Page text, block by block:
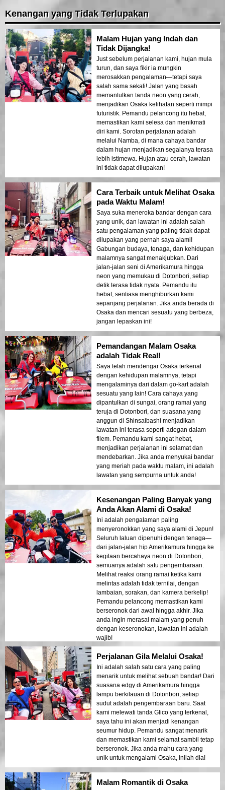
Kenangan yang Tidak Terlupakan
Malam Hujan yang Indah dan
Tidak Dijangka!
Just sebelum perjalanan kami, hujan mula
turun, dan saya fikir ia mungkin
merosakkan pengalaman—tetapi saya
salah sama sekali! Jalan yang basah
memantulkan tanda neon yang cerah,
menjadikan Osaka kelihatan seperti mimpi
futuristik. Pemandu pelancong itu hebat,
memastikan kami selesa dan menikmati
diri kami. Sorotan perjalanan adalah
melalui Namba, di mana cahaya bandar
dalam hujan menjadikan segalanya terasa
lebih istimewa. Hujan atau cerah, lawatan
ini tidak dapat dilupakan!
Cara Terbaik untuk Melihat Osaka
pada Waktu Malam!
Saya suka meneroka bandar dengan cara
yang unik, dan lawatan ini adalah salah
satu pengalaman yang paling tidak dapat
dilupakan yang pernah saya alami!
Gabungan budaya, tenaga, dan kehidupan
malamnya sangat menakjubkan. Dari
jalan-jalan seni di Amerikamura hingga
neon yang memukau di Dotonbori, setiap
detik terasa tidak nyata. Pemandu itu
hebat, sentiasa menghiburkan kami
sepanjang perjalanan. Jika anda berada di
Osaka dan mencari sesuatu yang berbeza,
jangan lepaskan ini!
Pemandangan Malam Osaka
adalah Tidak Real!
Saya telah mendengar Osaka terkenal
dengan kehidupan malamnya, tetapi
mengalaminya dari dalam go-kart adalah
sesuatu yang lain! Cara cahaya yang
dipantulkan di sungai, orang ramai yang
teruja di Dotonbori, dan suasana yang
anggun di Shinsaibashi menjadikan
lawatan ini terasa seperti adegan dalam
filem. Pemandu kami sangat hebat,
menjadikan perjalanan ini selamat dan
mendebarkan. Jika anda menyukai bandar
yang meriah pada waktu malam, ini adalah
lawatan yang sempurna untuk anda!
Kesenangan Paling Banyak yang
Anda Akan Alami di Osaka!
Ini adalah pengalaman paling
menyeronokkan yang saya alami di Jepun!
Seluruh laluan dipenuhi dengan tenaga—
dari jalan-jalan hip Amerikamura hingga ke
kegilaan bercahaya neon di Dotonbori,
semuanya adalah satu pengembaraan.
Melihat reaksi orang ramai ketika kami
melintas adalah tidak ternilai, dengan
lambaian, sorakan, dan kamera berkelip!
Pemandu pelancong memastikan kami
berseronok dari awal hingga akhir. Jika
anda ingin merasai malam yang penuh
dengan keseronokan, lawatan ini adalah
wajib!
Perjalanan Gila Melalui Osaka!
Ini adalah salah satu cara yang paling
menarik untuk melihat sebuah bandar! Dari
suasana edgy di Amerikamura hingga
lampu berkilauan di Dotonbori, setiap
sudut adalah pengembaraan baru. Saat
kami melewati tanda Glico yang terkenal,
saya tahu ini akan menjadi kenangan
seumur hidup. Pemandu sangat menarik
dan memastikan kami selamat sambil tetap
berseronok. Jika anda mahu cara yang
unik untuk mengalami Osaka, inilah dia!
Malam Romantik di Osaka